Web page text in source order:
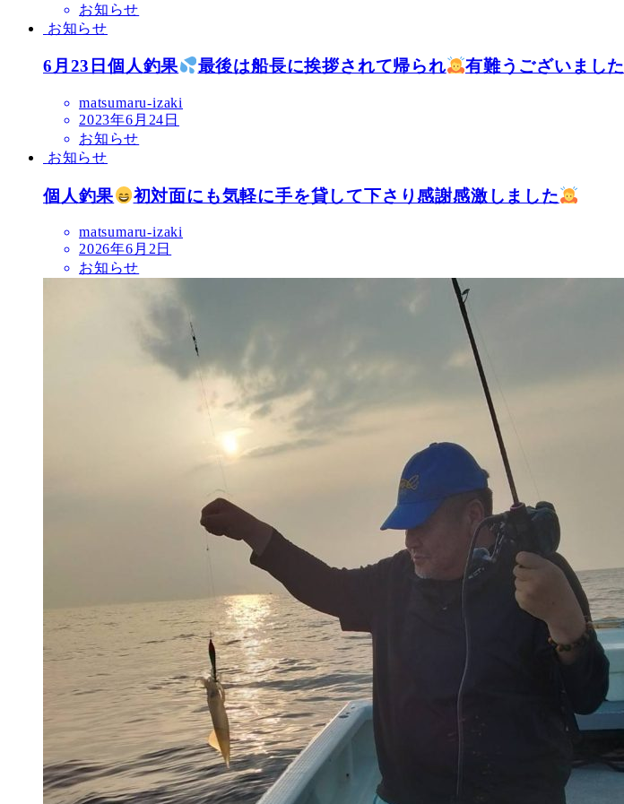
お知らせ
お知らせ
6月23日個人釣果 最後は船長に挨拶されて帰られ 有難うございました
matsumaru-izaki
2023年6月24日
お知らせ
お知らせ
個人釣果 初対面にも気軽に手を貸して下さり感謝感激しました
matsumaru-izaki
2026年6月2日
お知らせ